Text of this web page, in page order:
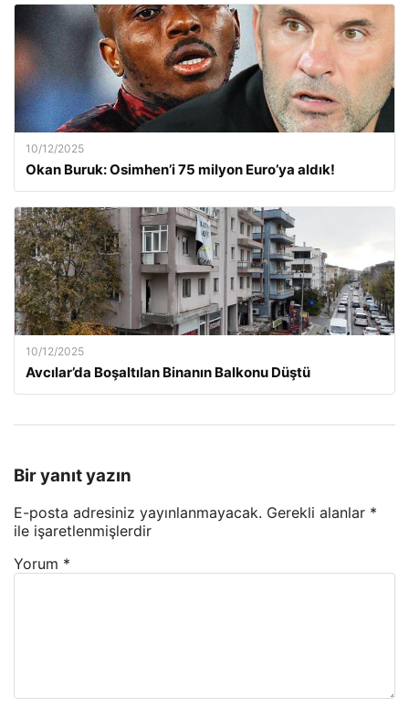
10/12/2025
Okan Buruk: Osimhen’i 75 milyon Euro’ya aldık!
10/12/2025
Avcılar’da Boşaltılan Binanın Balkonu Düştü
Bir yanıt yazın
E-posta adresiniz yayınlanmayacak. Gerekli alanlar *
ile işaretlenmişlerdir
Yorum *